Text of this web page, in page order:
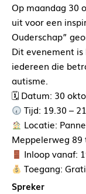
Op maandag 30
uit voor een
Ouderschap”
Dit evenement is
iedereen die
autisme.
🗓 Datum: 30
Tijd: 19.30 –
Locatie:
Meppelerweg
Inloop vanaf:
Toegang:
Spreker